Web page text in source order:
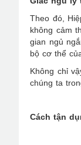
Theo đó,
không cảm
gian ngủ
bộ cơ thể
Không chỉ
chúng ta
Cách tận